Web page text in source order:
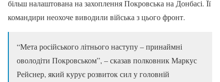
більш налаштована на захоплення Покровська на Донбасі. Її
командири неохоче виводили війська з цього фронт.
“Мета російського літнього наступу – принаймні
оволодіти Покровськом”, – сказав полковник Маркус
Рейснер, який курує розвиток сил у головній